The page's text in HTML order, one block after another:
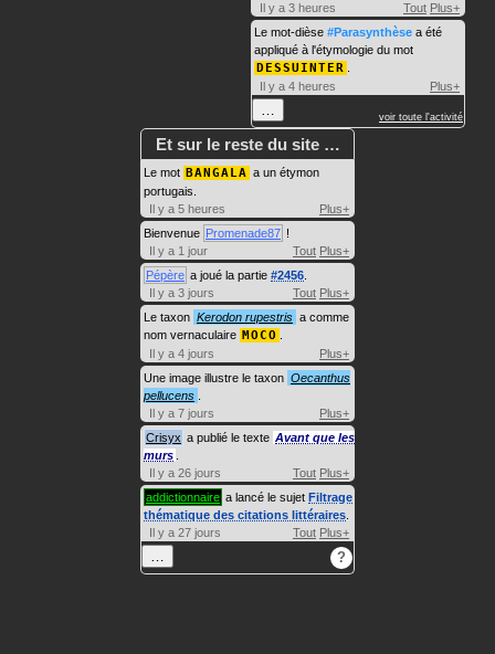
Il y a 3 heures
Tout Plus+
Le mot-dièse #Parasynthèse a été
appliqué à l'étymologie du mot
DESSUINTER
Il y a 4 heures
Plus+
… voir toute l'activité
Et sur le reste du site …
Le mot BANGALA a un étymon
portugais.
Il y a 5 heures
Plus+
Bienvenue Promenade87 !
Il y a 1 jour
Tout Plus+
Pépère a joué la partie #2456
Il y a 3 jours
Tout Plus+
Le taxon Kerodon rupestris a comme
nom vernaculaire MOCO
Il y a 4 jours
Plus+
Une image illustre le taxon Oecanthus
pellucens
Il y a 7 jours
Plus+
Crisyx a publié le texte Avant que les
murs
Il y a 26 jours
Tout Plus+
addictionnaire a lancé le sujet Filtrage
thématique des citations littéraires
Il y a 27 jours
Tout Plus+
… ?